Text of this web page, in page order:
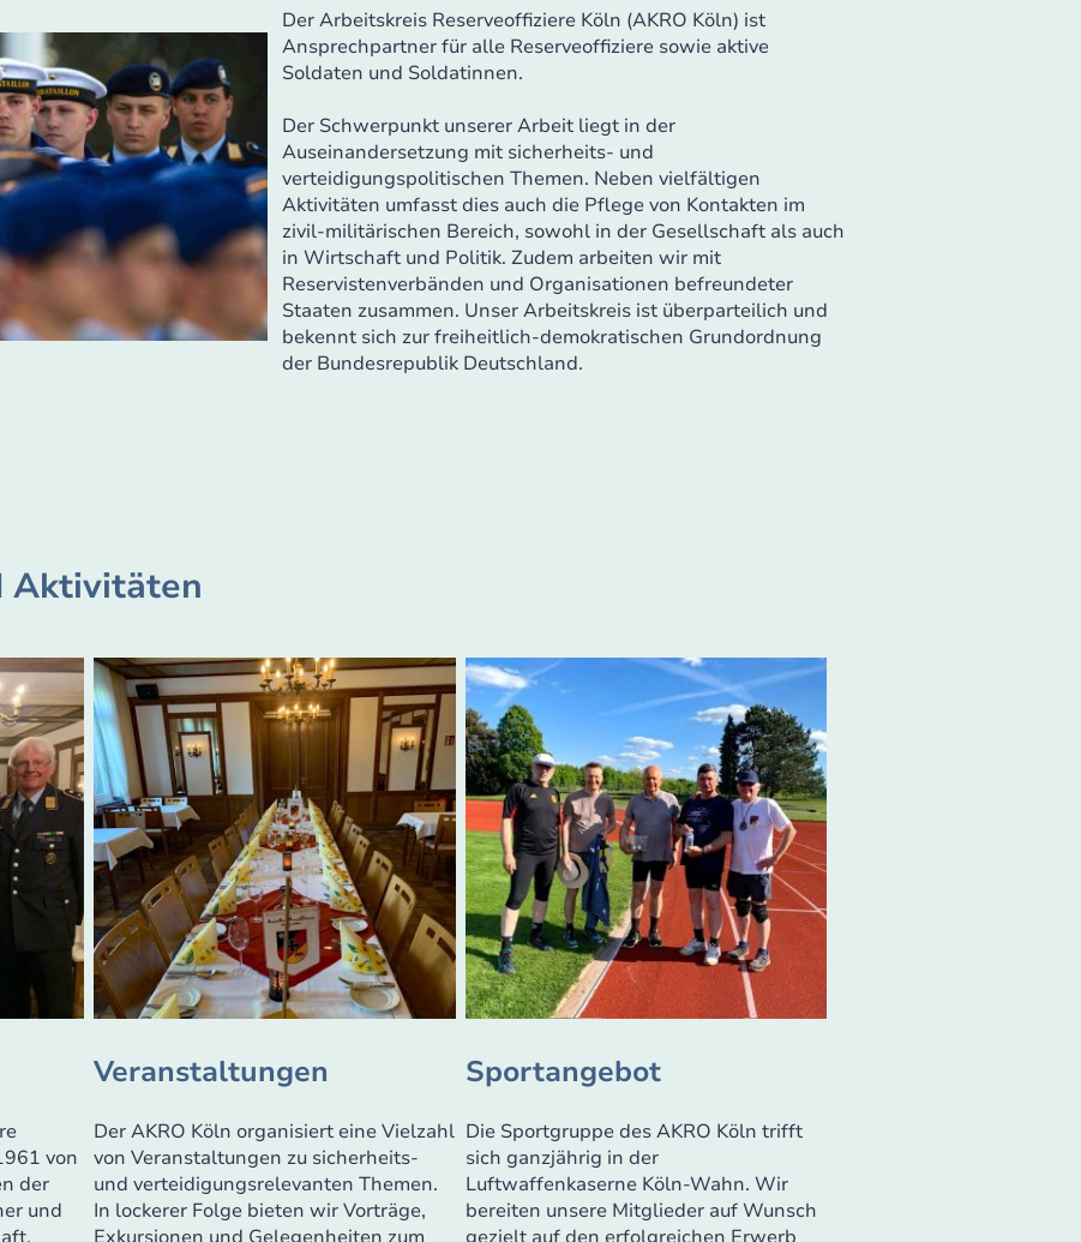
Der Arbeitskreis Reserveoffiziere Köln (AKRO Köln) ist
Ansprechpartner für alle Reserveoffiziere sowie aktive
Soldaten und Soldatinnen.
Der Schwerpunkt unserer Arbeit liegt in der
Auseinandersetzung mit sicherheits- und
verteidigungspolitischen Themen. Neben vielfältigen
Aktivitäten umfasst dies auch die Pflege von Kontakten im
zivil-militärischen Bereich, sowohl in der Gesellschaft als auch
in Wirtschaft und Politik. Zudem arbeiten wir mit
Reservistenverbänden und Organisationen befreundeter
Staaten zusammen. Unser Arbeitskreis ist überparteilich und
bekennt sich zur freiheitlich-demokratischen Grundordnung
der Bundesrepublik Deutschland.
Aktivitäten
von
der
und
Veranstaltungen
Der AKRO Köln organisiert eine Vielzahl
von Veranstaltungen zu sicherheits-
und verteidigungsrelevanten Themen.
In lockerer Folge bieten wir Vorträge,
Sportangebot
Die Sportgruppe des AKRO Köln trifft
sich ganzjährig in der
Luftwaffenkaserne Köln-Wahn. Wir
bereiten unsere Mitglieder auf Wunsch